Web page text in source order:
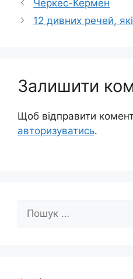
Черкес-Кермен
12 дивних речей,
Залишити
Щоб відправити
авторизуватись.
Пошук: